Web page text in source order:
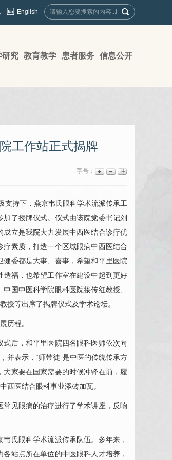
English
研究 教育教学 患者服务 信息公开
工作站正式揭牌
字号：
支持下，燕京韦氏眼科学术流派传承工
了授牌仪式。仪式由该院党委书记刘
立是我院大力发展中西医结合诊疗优
疗素质，打造一个区域眼病中西医结合
委都是大事、喜事，希望和平里医院
造福，也希望工作室在建设中起到更好
中国中医科学院眼科医院接传红教授、
授等出席了揭牌仪式及学术论坛。
历程。
式后，和平里医院四名眼科医师依次向
并表示，“师带徒”是中医的传统传承方
家要在国家需要的时候冲锋在前，履
西医结合眼科事业添砖加瓦。
常见眼病的治疗进行了学术讲座，反响
韦氏眼科学术流派传承队伍。多年来，
各站点所在单位的中医眼科人才培养，